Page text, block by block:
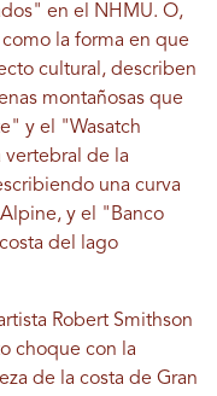
en el NHMU. O,
la forma en que
cultural, describen
montañosas que
y el "Wasatch
vertebral de la
una curva
y el "Banco
del lago
Robert Smithson
choque con la
de la costa de Gran